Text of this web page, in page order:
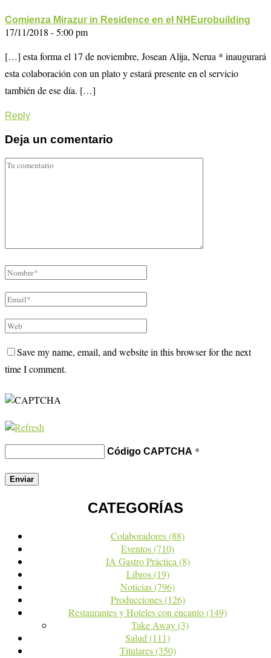
Comienza Mirazur in Residence en el NHEurobuilding
17/11/2018 - 5:00 pm
[…] esta forma el 17 de noviembre, Josean Alija, Nerua * inaugurará
esta colaboración con un plato y estará presente en el servicio
también de ese día. […]
Reply
Deja un comentario
Save my name, email, and website in this browser for the next
time I comment.
Código CAPTCHA *
CATEGORÍAS
Colaboradores(88)
Eventos(710)
IA Gastro Práctica (8)
Libros(19)
Noticias(796)
Producciones(126)
Restaurantes y Hoteles con encanto(149)
Take Away(3)
Salud (111)
Titulares(350)